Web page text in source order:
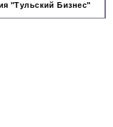
"Тульский Бизнес"